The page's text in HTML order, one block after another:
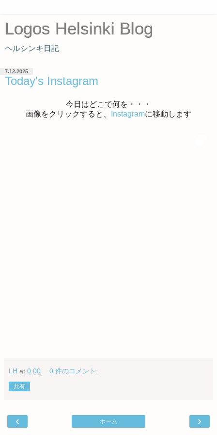
Logos Helsinki Blog
ヘルシンキ日記
7.12.2025
Today's Instagram
今日はどこで何を・・・
画像をクリックすると、
Instagramに移動します
LH at 0:00 0 件のコメント:
共有
‹ ›
ホーム